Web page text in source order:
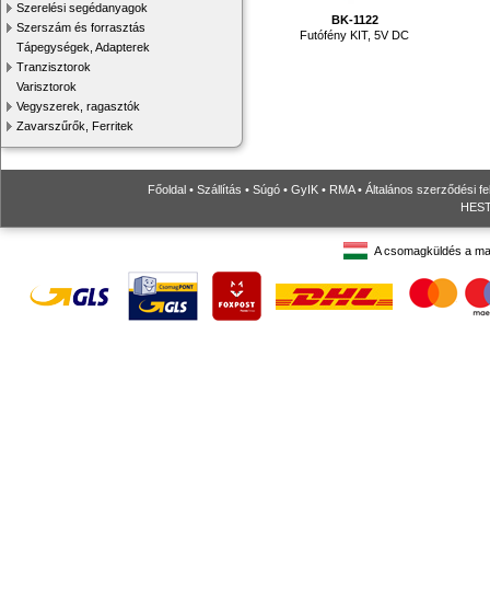
Szerelési segédanyagok
Szerszám és forrasztás
Tápegységek, Adapterek
Tranzisztorok
Varisztorok
Vegyszerek, ragasztók
Zavarszűrők, Ferritek
BK-1122
Futófény KIT, 5V DC
Főoldal • Szállítás • Súgó • GyIK • RMA• Általános szerződési
A csomagküldés a